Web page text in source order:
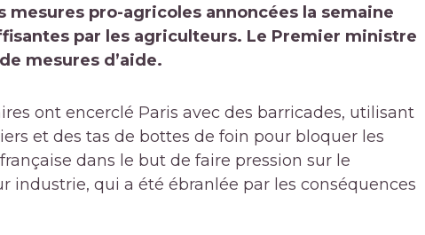
pro-agricoles annoncées la semaine
par les agriculteurs. Le Premier ministre
mesures d’aide.
ont encerclé Paris avec des barricades, utilisant
et des tas de bottes de foin pour bloquer les
dans le but de faire pression sur le
industrie, qui a été ébranlée par les conséquences